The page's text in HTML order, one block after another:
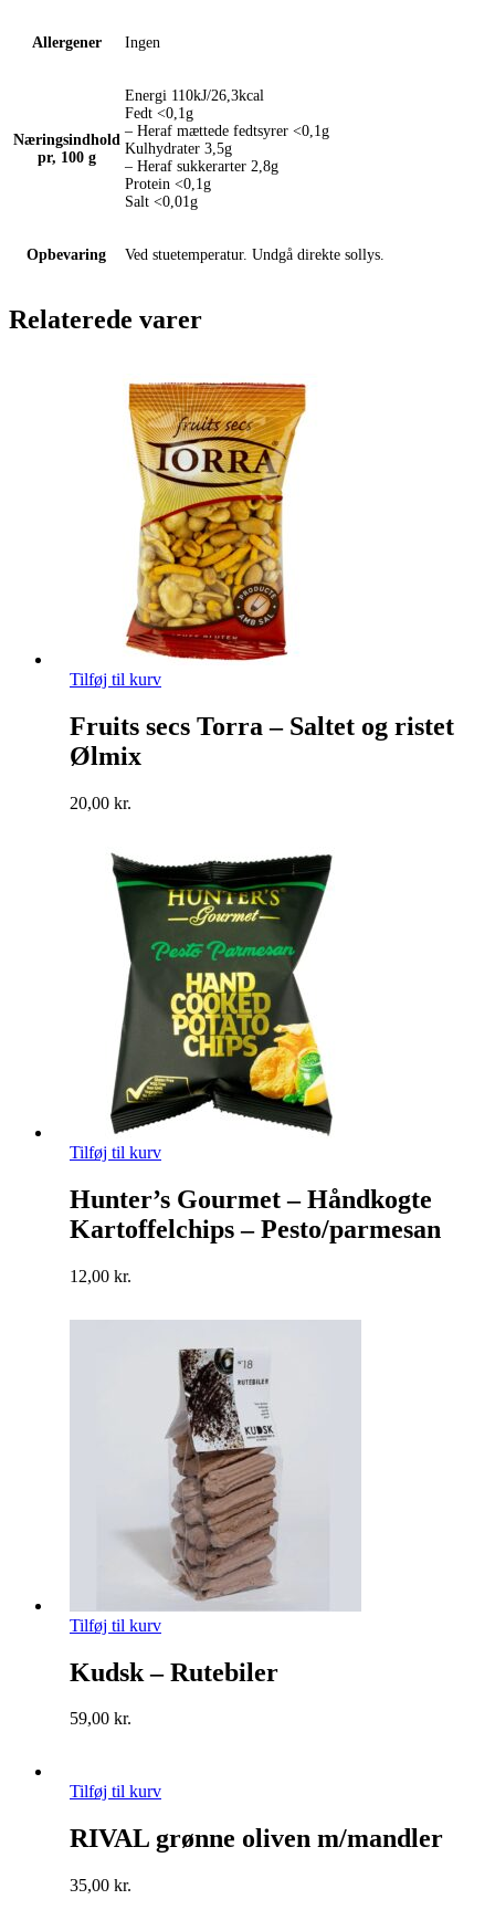
Allergener Ingen
Næringsindhold
pr, 100 g
Energi 110kJ/26,3kcal
Fedt <0,1g
– Heraf mættede fedtsyrer <0,1g
Kulhydrater 3,5g
– Heraf sukkerarter 2,8g
Protein <0,1g
Salt <0,01g
Opbevaring Ved stuetemperatur. Undgå direkte sollys.
Relaterede varer
Tilføj til kurv
Fruits secs Torra – Saltet og ristet
Ølmix
20,00 kr.
Tilføj til kurv
Hunter’s Gourmet – Håndkogte
Kartoffelchips – Pesto/parmesan
12,00 kr.
Tilføj til kurv
Kudsk – Rutebiler
59,00 kr.
Tilføj til kurv
RIVAL grønne oliven m/mandler
35,00 kr.